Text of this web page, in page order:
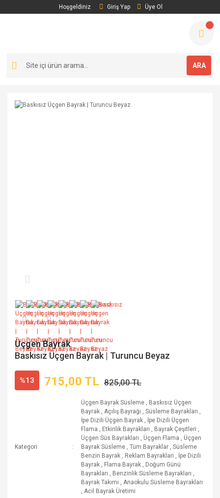
Hoşgeldiniz Giriş Yap Üye Ol
ARA
Üçgen Bayrak
Baskısız Üçgen Bayrak | Turuncu Beyaz
%13 715,00 TL 825,00 TL
Kategori
Üçgen Bayrak Süsleme , Baskısız Üçgen
Bayrak ,Açılış Bayrağı ,Süsleme Bayrakları ,
İpe Dizili Üçgen Bayrak , İpe Dizili Üçgen
Flama , Etkinlik Bayrakları , Bayrak Çeşitleri ,
Üçgen Süs Bayrakları , Üçgen Flama , Üçgen
Bayrak Süsleme ,Tüm Bayraklar ,Süsleme
Benzin Bayrak , Reklam Bayraklari , İpe Dizili
Bayrak , Flama Bayrak , Doğum Günü
Bayrakları , Benzinlik Süsleme Bayrakları ,
Bayrak Takımı ,Anaokulu Süsleme Bayrakları
,Acil Bayrak Üretimi